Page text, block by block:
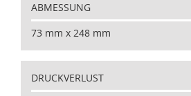
ABMESSUNG
73 mm x 248 mm
DRUCKVERLUST